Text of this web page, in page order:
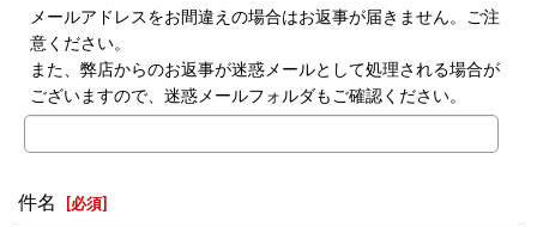
メールアドレスをお間違えの場合はお返事が届きません。ご注
意ください。
また、弊店からのお返事が迷惑メールとして処理される場合が
ございますので、迷惑メールフォルダもご確認ください。
件名 [必須]